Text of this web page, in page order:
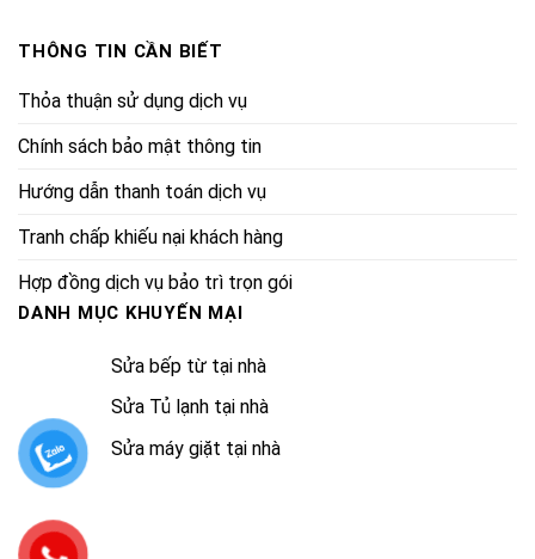
THÔNG TIN CẦN BIẾT
Thỏa thuận sử dụng dịch vụ
Chính sách bảo mật thông tin
Hướng dẫn thanh toán dịch vụ
Tranh chấp khiếu nại khách hàng
Hợp đồng dịch vụ bảo trì trọn gói
DANH MỤC KHUYẾN MẠI
Sửa bếp từ tại nhà
Sửa Tủ lạnh tại nhà
Sửa máy giặt tại nhà